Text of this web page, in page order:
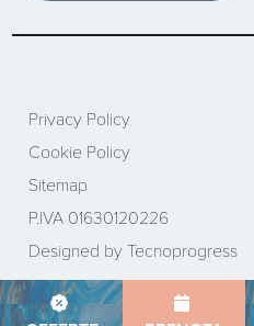
Privacy Policy
Cookie Policy
Sitemap
P.IVA 01630120226
Designed by Tecnoprogress